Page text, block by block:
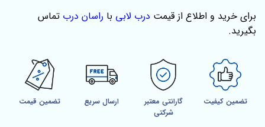
برای خرید و اطلاع از قیمت درب لابی با راسان درب تماس
بگیرید.
تضمین کیفیت
گارانتی معتبر
شرکتی
ارسال سریع تضمین قیمت